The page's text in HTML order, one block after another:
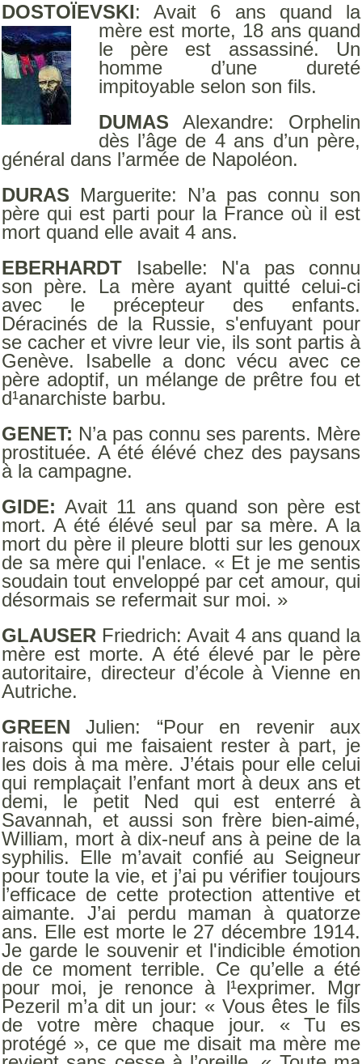
DOSTOÏEVSKI: Avait 6 ans quand la
mère est morte, 18 ans quand
le père est assassiné. Un
homme d’une dureté
impitoyable selon son fils.
DUMAS Alexandre: Orphelin
dès l’âge de 4 ans d’un père,
général dans l’armée de Napoléon.
DURAS Marguerite: N’a pas connu son
père qui est parti pour la France où il est
mort quand elle avait 4 ans.
EBERHARDT Isabelle: N'a pas connu
son père. La mère ayant quitté celui-ci
avec le précepteur des enfants.
Déracinés de la Russie, s'enfuyant pour
se cacher et vivre leur vie, ils sont partis à
Genève. Isabelle a donc vécu avec ce
père adoptif, un mélange de prêtre fou et
d¹anarchiste barbu.
GENET: N’a pas connu ses parents. Mère
prostituée. A été élévé chez des paysans
à la campagne.
GIDE: Avait 11 ans quand son père est
mort. A été élévé seul par sa mère. A la
mort du père il pleure blotti sur les genoux
de sa mère qui l'enlace. « Et je me sentis
soudain tout enveloppé par cet amour, qui
désormais se refermait sur moi. »
GLAUSER Friedrich: Avait 4 ans quand la
mère est morte. A été élevé par le père
autoritaire, directeur d’école à Vienne en
Autriche.
GREEN Julien: “Pour en revenir aux
raisons qui me faisaient rester à part, je
les dois à ma mère. J’étais pour elle celui
qui remplaçait l’enfant mort à deux ans et
demi, le petit Ned qui est enterré à
Savannah, et aussi son frère bien-aimé,
William, mort à dix-neuf ans à peine de la
syphilis. Elle m’avait confié au Seigneur
pour toute la vie, et j’ai pu vérifier toujours
l’efficace de cette protection attentive et
aimante. J’ai perdu maman à quatorze
ans. Elle est morte le 27 décembre 1914.
Je garde le souvenir et l'indicible émotion
de ce moment terrible. Ce qu’elle a été
pour moi, je renonce à l¹exprimer. Mgr
Pezeril m’a dit un jour: « Vous êtes le fils
de votre mère chaque jour. « Tu es
protégé », ce que me disait ma mère me